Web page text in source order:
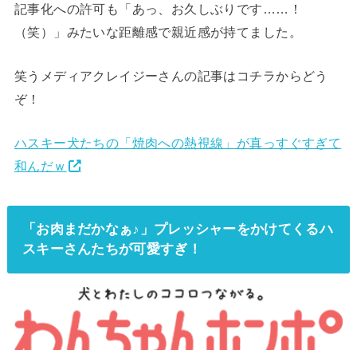
記事化への許可も「あっ、お久しぶりです……！
（笑）」みたいな距離感で親近感が持てました。
笑うメディアクレイジーさんの記事はコチラからどう
ぞ！
ハスキー犬たちの「焼肉への熱視線」が真っすぐすぎて
和んだｗ
「お肉まだかなぁ♪」プレッシャーをかけてくるハ
スキーさんたちが可愛すぎ！